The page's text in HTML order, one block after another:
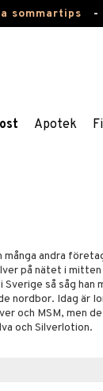
sommartips -
Apotek
många andra
på nätet i
så såg
nordbor. Idag är
och MSM, men
och Silverlotion.